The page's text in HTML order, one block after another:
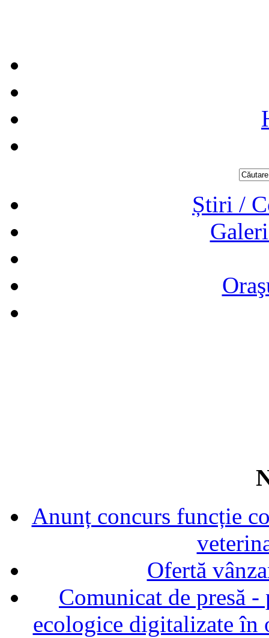
Știri /
Anunț concurs funcție
Ofertă
Comunicat de presă
ecologice digitalizate în